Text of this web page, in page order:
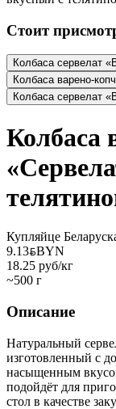
Стоит
Колбаса сервелат
Колбаса варено-
Колбаса сервелат
Колбаса
Купляйце
9.13BYNBYN
18.25 руб/кг
~500 г
Описание
Натуральный
изготовленный с
насыщенным
подойдёт для
стол в качестве